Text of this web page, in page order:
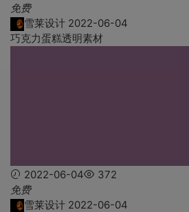
免费
雪莱设计 2022-06-04
巧克力蛋糕透明素材
2022-06-04
372
免费
雪莱设计 2022-06-04